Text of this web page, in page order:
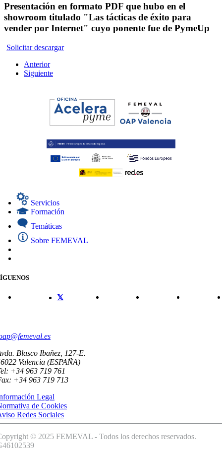
Presentación en formato PDF que hubo en el
showroom titulado "Las tácticas de éxito para
vender por Internet" cuyo ponente fue de PymeUp
Solicitar descargar
Anterior
Siguiente
Servicios
Formación
Temáticas
Sobre FEMEVAL
Blasco Ibañez, 127-E.
Valencia (ESPAÑA)
+34 963 719 761
+34 963 719 713
Legal
de Cookies
Redes Sociales
© 2025 FEMEVAL - Todos los derechos reservados.